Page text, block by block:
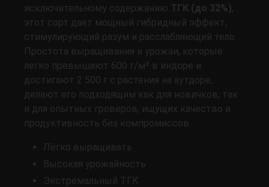
исключительному содержанию ТГК (до 32%),
этот сорт даёт мощный гибридный эффект,
стимулирующий разум и расслабляющий тело.
Простота выращивания и урожаи, которые
легко превышают 600 г/м² в индоре и
достигают 2 500 г с растения на аутдоре,
делают его подходящим как для новичков, так
и для опытных гроверов, ищущих качество и
продуктивность без компромиссов.
Лёгко выращивать
Высокая урожайность
Экстремальный ТГК